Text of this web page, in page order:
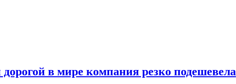
в мире компания резко подешевела